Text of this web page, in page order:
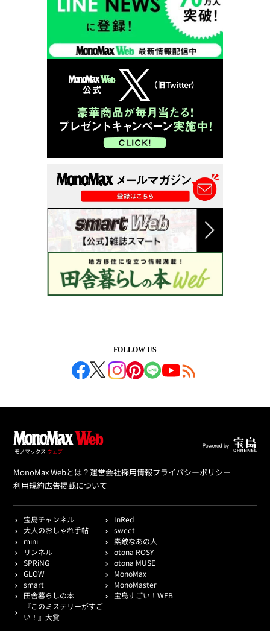
FOLLOW US
MonoMax Webとは？運営会社採用情報プライバシーポリシー
利用規約広告掲載について
宝島チャンネル
InRed
大人のおしゃれ手帖
sweet
mini
素敵なあの人
リンネル
otona ROSY
SPRiNG
otona MUSE
GLOW
MonoMax
smart
MonoMaster
田舎暮らしの本
宝島すごい！WEB
『このミステリーがすご
い！』大賞